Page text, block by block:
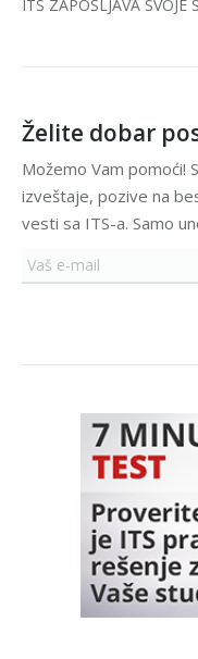
ITS ZAPOŠLJAVA SVOJE
Želite dobar
Možemo Vam pomoći!
izveštaje, pozive na
vesti sa ITS-a. Samo